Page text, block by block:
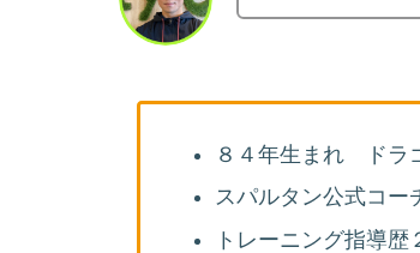
８４年生まれ ドラ
スパルタン公式コー
トレーニング指導